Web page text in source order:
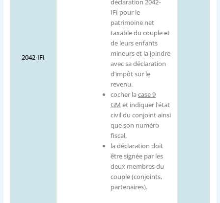
2042-IFI
IFI pour le
patrimoine net
taxable du couple et
de leurs enfants
mineurs et la joindre
avec sa déclaration
d’impôt sur le
revenu.
cocher lacase 9
GM et indiquer l’état
civil du conjoint ainsi
que son numéro
fiscal,
la déclaration doit
être signée par les
deux membres du
couple (conjoints,
partenaires).